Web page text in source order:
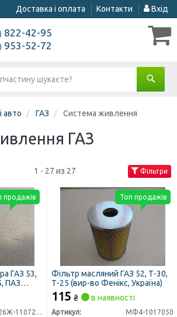
Доставка і оплата Контакти Вхід
822-42-95
953-52-72
авто ГАЗ Система живлення
ГАЗ
1 - 27 из 27 Фільтри
ГАЗ 53,
ПАЗ
К126Ж-1107242
продажів
Фільтр масляний ГАЗ 52, Т-30,
Т-25 (вир-во Фенікс, Україна)
115 ₴ в наявності
Артикул:
МФ4-1017050
Топ продажів